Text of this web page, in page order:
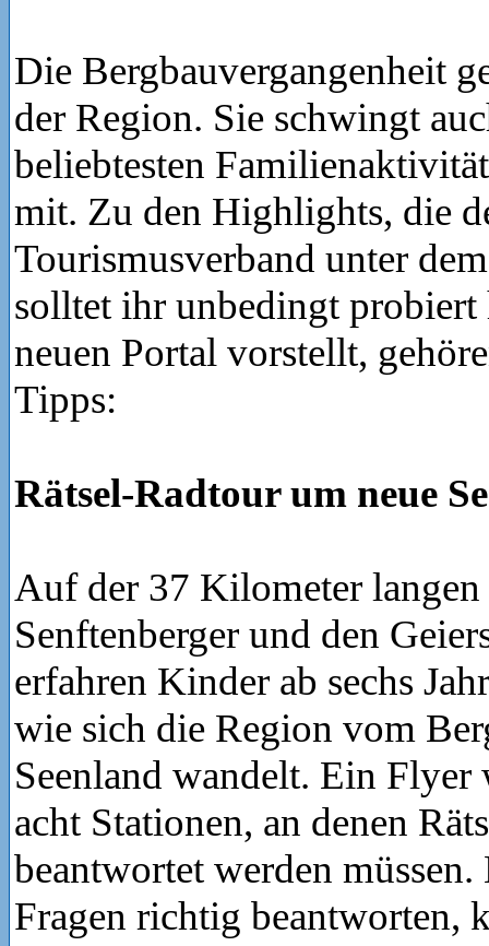
Die Bergbauvergangenheit
der Region. Sie schwingt
beliebtesten
mit. Zu den Highlights, die
Tourismusverband unter
solltet ihr unbedingt probiert
neuen Portal vorstellt,
Tipps:
Rätsel-Radtour um neue
Auf der 37 Kilometer
Senftenberger und den
erfahren Kinder ab sechs
wie sich die Region vom
Seenland wandelt. Ein Flyer
acht Stationen, an denen
beantwortet werden
Fragen richtig beantworten,